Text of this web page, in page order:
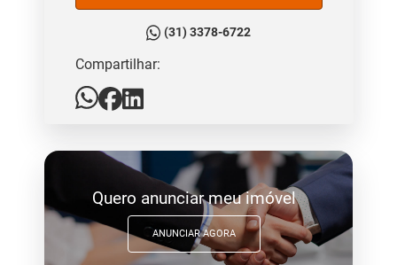
(31) 3378-6722
Compartilhar:
Quero anunciar meu imóvel
ANUNCIAR AGORA